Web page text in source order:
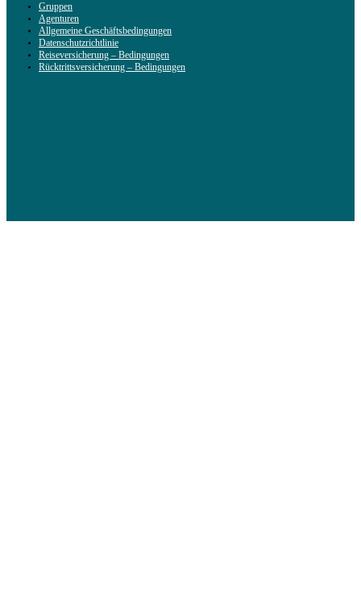
Gruppen
Agenturen
Allgemeine Geschäftsbedingungen
Datenschutzrichtlinie
Reiseversicherung – Bedingungen
Rücktrittsversicherung – Bedingungen